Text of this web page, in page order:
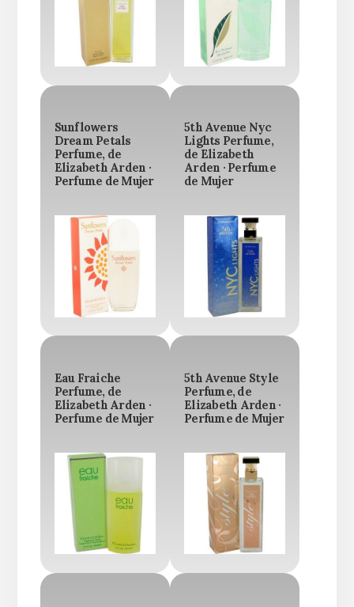
Sunflowers
Dream Petals
Perfume, de
Elizabeth Arden ·
Perfume de Mujer
5th Avenue Nyc
Lights Perfume,
de Elizabeth
Arden · Perfume
de Mujer
Eau Fraiche
Perfume, de
Elizabeth Arden ·
Perfume de Mujer
5th Avenue Style
Perfume, de
Elizabeth Arden ·
Perfume de Mujer